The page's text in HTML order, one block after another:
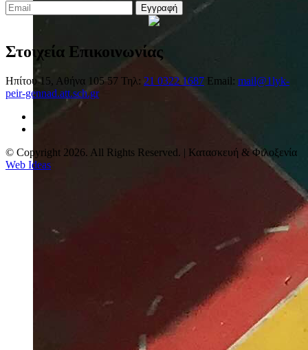
Εγγραφή
Στοιχεία Επικοινωνίας
Ηπίτου 15, Αθήνα 105 57 Τηλ: 21 0322 1687 Email: mail@1lyk-
peir-gennad.att.sch.gr
© Copyright 2026. All Rights Reserved. | Κατασκευή & Φιλοξενία
Web Ideas